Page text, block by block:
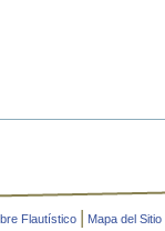
Flautístico | Mapa del Sitio